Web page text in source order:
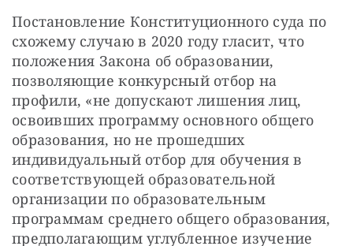
Постановление Конституционного суда по
схожему случаю в 2020 году гласит, что
положения Закона об образовании,
позволяющие конкурсный отбор на
профили, «не допускают лишения лиц,
освоивших программу основного общего
образования, но не прошедших
индивидуальный отбор для обучения в
соответствующей образовательной
организации по образовательным
программам среднего общего образования,
предполагающим углубленное изучение